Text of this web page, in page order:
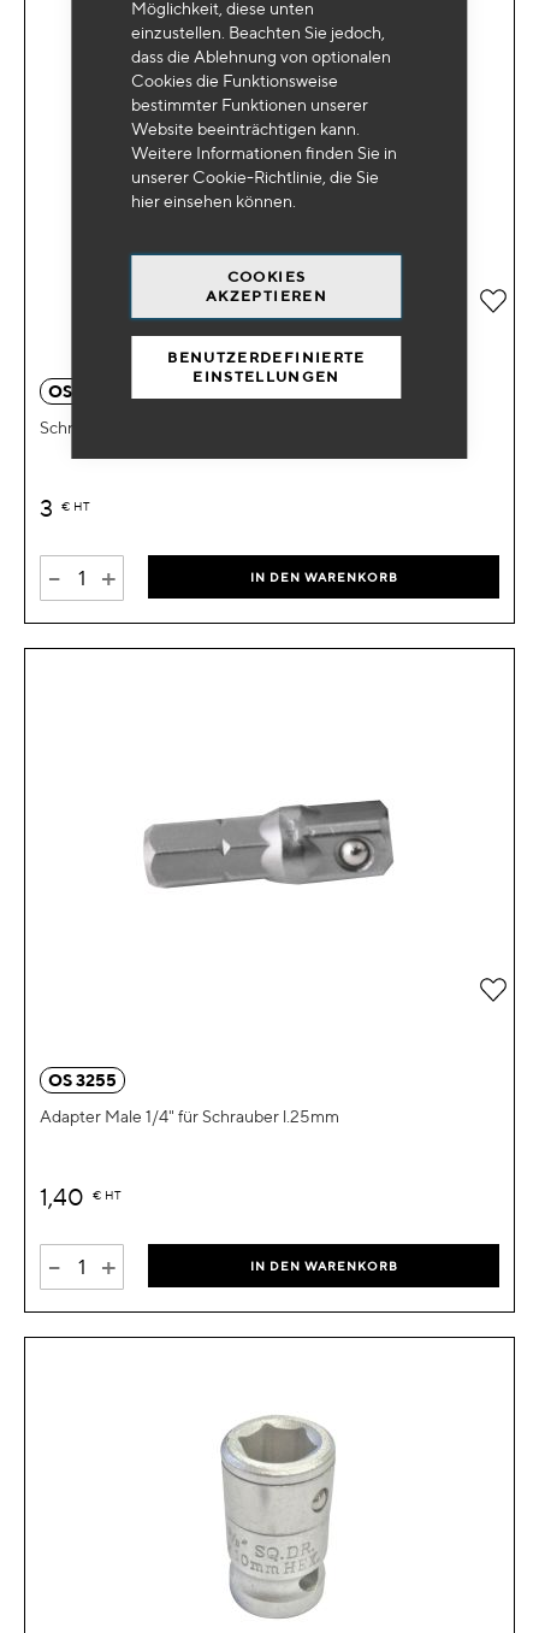
Möglichkeit, diese unten
einzustellen. Beachten Sie jedoch,
dass die Ablehnung von optionalen
Cookies die Funktionsweise
bestimmter Funktionen unserer
Website beeinträchtigen kann.
Weitere Informationen finden Sie in
unserer Cookie-Richtlinie, die Sie
hiereinsehen können.
COOKIES
AKZEPTIEREN
BENUTZERDEFINIERTE
EINSTELLUNGEN
OS 0054
Schraubendreher für Douellenhalter 1/4" 150mm
3 € HT
- + IN DEN WARENKORB
Zur
OS 3255
Adapter Male 1/4" für Schrauber l.25mm
1,40 € HT
- + IN DEN WARENKORB
Zur